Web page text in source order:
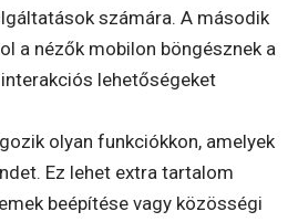
számára. A második
a nézők mobilon böngésznek a
lehetőségeket
olyan funkciókkon, amelyek
Ez lehet extra tartalom
beépítése vagy közösségi